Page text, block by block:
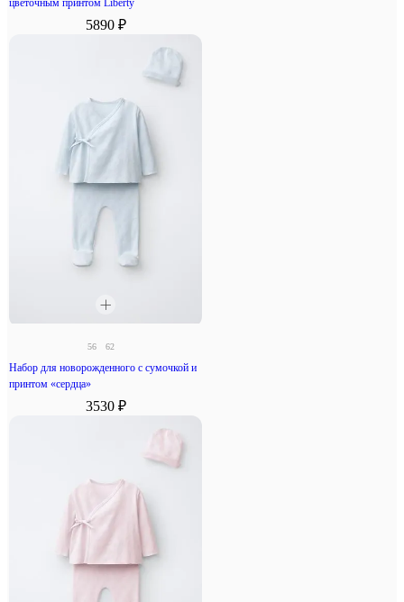
5890 ₽
56 62
Набор для новорожденного с сумочкой и
принтом «сердца»
3530 ₽